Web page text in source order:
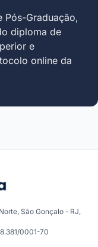
Pós-Graduação,
diploma de
e
online da
São Gonçalo - RJ,
0001-70